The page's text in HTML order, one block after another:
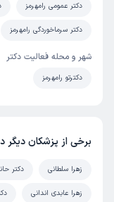
دکتر عمومی رامهرمز
دکتر سرماخوردگی رامهرمز
شهر و محله فعالیت دکتر
دکترتو رامهرمز
برخی از پزشکان دیگر
زهرا سلطانی دکتر
زهرا عابدی اندانی